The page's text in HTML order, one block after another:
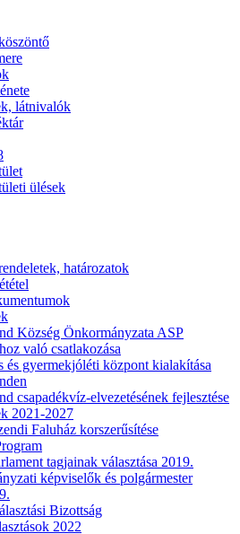
látnivalók
ülések
határozatok
Község Önkormányzata ASP
való csatlakozása
és gyermekjóléti központ kialakítása
csapadékvíz-elvezetésének fejlesztése
2021-2027
Faluház korszerűsítése
tagjainak választása 2019.
képviselők és polgármester
Bizottság
2022